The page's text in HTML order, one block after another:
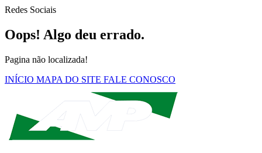
Redes Sociais
Oops! Algo deu errado.
Pagina não localizada!
INÍCIO MAPA DO SITE FALE CONOSCO